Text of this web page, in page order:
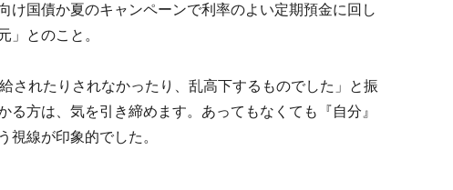
け国債か夏のキャンペーンで利率のよい定期預金に回し
」とのこと。
されたりされなかったり、乱高下するものでした」と振
る方は、気を引き締めます。あってもなくても『自分』
視線が印象的でした。